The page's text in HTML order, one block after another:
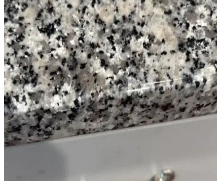
Yıpranmış Banyolarda Renk Uyumu ve Mekan
Kullanımı İçin Doğru Boya Seçimi
Yıpranmış banyolarda slate zemin ve vintage detaylarla uyumlu
boya seçimi, sakin tonlar ve vurgu renkleriyle mekanın estetik ve
fonksiyonel dengesini sağlar.
Eski Güvenlik Sisteminden Kalan Fayans
Deliklerinin Çözümü ve Yaratıcı Dekorasyon
Fikirleri
Eski güvenlik sistemlerinin fayanslarda bıraktığı delikler, estetik ve
işlevsellik sorunları yaratır. Kısa vadede boya ve dekoratif çözümler,
uzun vadede ise tam tadilat önerilir.